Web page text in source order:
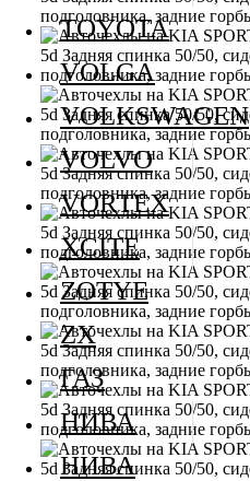
TOYOTA
VOLGA
VOLKSWAGEN
VOLVO
VORTEX
XCITE
ZOTYE
ZX
ГАЗ
НИВА
НИВА